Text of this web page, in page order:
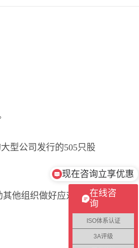
型公司发行的505只股
他组织做好应对这些挑在线咨
询
ISO体系认证
3A评级
现在咨询立享优惠